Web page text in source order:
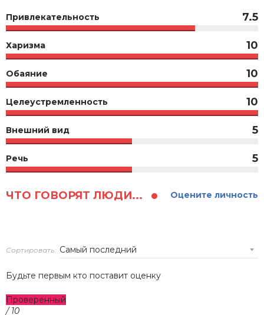
Привлекательность 7.5
Харизма 10
Обаяние 10
Целеустремленность 10
Внешний вид 5
Речь 5
ЧТО ГОВОРЯТ ЛЮДИ... Оцените личность
Сортировать:
Будьте первым кто поставит оценку
Проверенный
/ 10